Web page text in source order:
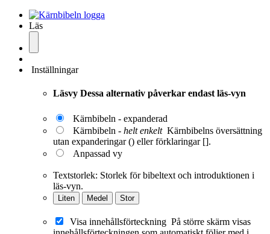
Läs
Inställningar
Läsvy Dessa alternativ påverkar endast läs-vyn
Kärnbibeln - expanderad
Kärnbibeln - helt enkelt Kärnbibelns översättning
utan expanderingar () eller förklaringar [].
Anpassad vy
Textstorlek: Storlek för bibeltext och introduktionen i
läs-vyn.
Liten Medel Stor
Visa innehållsförteckning På större skärm visas